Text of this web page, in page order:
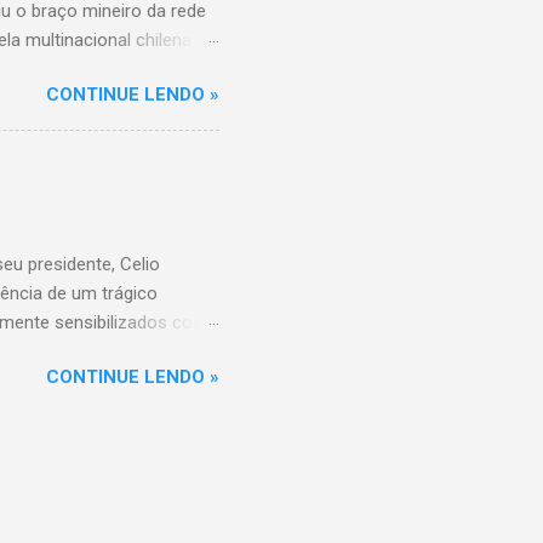
o braço mineiro da rede
multinacional chilena
Com a aquisição,
BH, acompanhando o
CONTINUE LENDO »
presidente, Celio
de um trágico
sensibilizados com
dedicação e espírito
CONTINUE LENDO »